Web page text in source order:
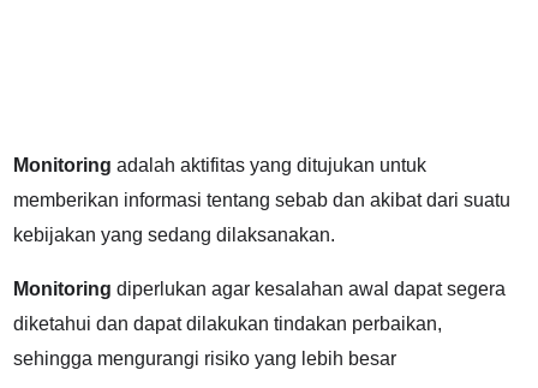
Monitoring adalah aktifitas yang ditujukan untuk
memberikan informasi tentang sebab dan akibat dari suatu
kebijakan yang sedang dilaksanakan.
Monitoring diperlukan agar kesalahan awal dapat segera
diketahui dan dapat dilakukan tindakan perbaikan,
sehingga mengurangi risiko yang lebih besar